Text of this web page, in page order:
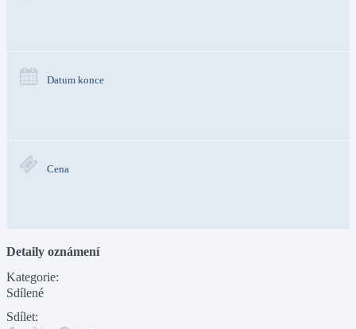
Datum konce
Cena
Detaily oznámení
Kategorie:
Sdílené
Sdílet: